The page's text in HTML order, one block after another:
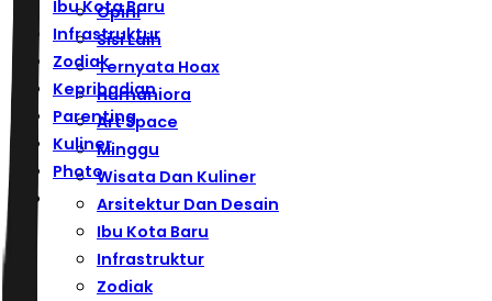
Ibu Kota Baru
Infrastruktur
Zodiak
Kepribadian
Parenting
Kuliner
Photo
Opini
Sisi Lain
Ternyata Hoax
Humaniora
Art Space
Minggu
Wisata Dan Kuliner
Arsitektur Dan Desain
Ibu Kota Baru
Infrastruktur
Zodiak